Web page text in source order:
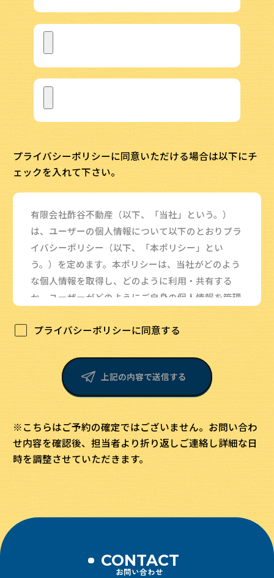
プライバシーポリシーに同意いただける場合は以下にチ
ェックを入れて下さい。
有限会社酢谷不動産（以下、「当社」という。）
は、ユーザーの個人情報について以下のとおりプラ
イバシーポリシー（以下、「本ポリシー」とい
う。）を定めます。本ポリシーは、当社がどのよう
な個人情報を取得し、どのように利用・共有する
か、ユーザーがどのようにご自身の個人情報を管理
1.個人情報保護宣言
当社は、当社が取得した個人情報の取扱いに関し、
個人情報の保護に関する法律、個人情報保護に関す
るガイドライン等の指針、その他個人情報保護に関
2.個人情報の定義
本プライバシーポリシーにおける、「個人情報」と
は、個人情報の保護に関する法律規定される「個人
当社は、利用目的の達成に必要な範囲で、個人情報
プライバシーポリシーに同意する
上記の内容で送信する
※こちらはご予約の確定ではございません。お問い合わ
せ内容を確認後、担当者より折り返しご連絡し詳細な日
時を調整させていただきます。
CONTACT
お問い合わせ